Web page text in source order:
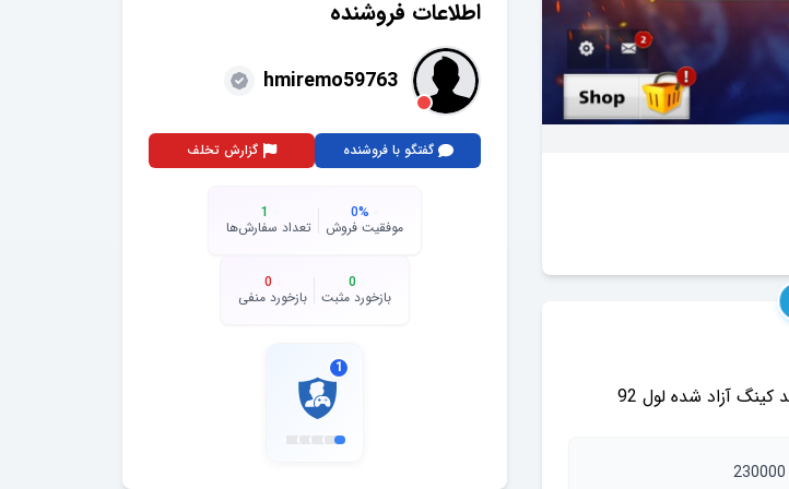
230000
اطلاعات فروشنده
hmiremo59763
گفتگو با فروشنده گزارش تخلف
0%
موفقیت فروش
1
تعداد سفارش‌ها
0
بازخورد مثبت
0
بازخورد منفی
1